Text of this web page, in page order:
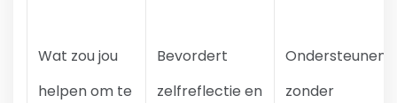
Wat zou jou
helpen om te
Bevordert
zelfreflectie en
Ondersteunend
zonder